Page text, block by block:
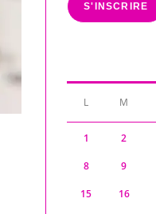
S'INSCRIRE
L M
1 2
8 9
15 16